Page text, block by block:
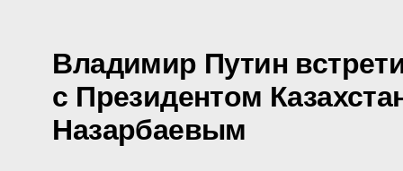
Владимир Путин
с Президентом
Назарбаевым